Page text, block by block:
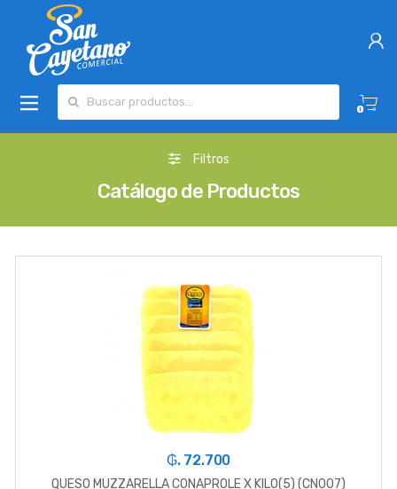
0
Filtros
Catálogo de Productos
₲. 72.700
QUESO MUZZARELLA CONAPROLE X KILO(5) (CN007)